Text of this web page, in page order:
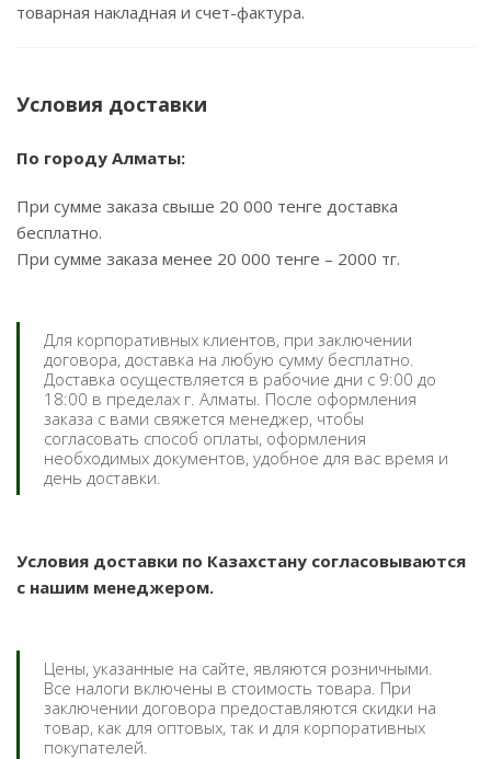
товарная накладная и счет-фактура.
Условия доставки
По городу Алматы:
При сумме заказа свыше 20 000 тенге доставка
бесплатно.
При сумме заказа менее 20 000 тенге – 2000 тг.
Для корпоративных клиентов, при заключении
договора, доставка на любую сумму бесплатно.
Доставка осуществляется в рабочие дни с 9:00 до
18:00 в пределах г. Алматы. После оформления
заказа с вами свяжется менеджер, чтобы
согласовать способ оплаты, оформления
необходимых документов, удобное для вас время и
день доставки.
Условия доставки по Казахстану согласовываются
с нашим менеджером.
Цены, указанные на сайте, являются розничными.
Все налоги включены в стоимость товара. При
заключении договора предоставляются скидки на
товар, как для оптовых, так и для корпоративных
покупателей.